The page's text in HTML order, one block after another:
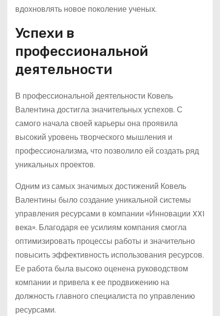
вдохновлять новое поколение ученых.
Успехи в
профессиональной
деятельности
В профессиональной деятельности Ковель
Валентина достигла значительных успехов. С
самого начала своей карьеры она проявила
высокий уровень творческого мышления и
профессионализма, что позволило ей создать ряд
уникальных проектов.
Одним из самых значимых достижений Ковель
Валентины было создание уникальной системы
управления ресурсами в компании «Инновации XXI
века». Благодаря ее усилиям компания смогла
оптимизировать процессы работы и значительно
повысить эффективность использования ресурсов.
Ее работа была высоко оценена руководством
компании и привела к ее продвижению на
должность главного специалиста по управлению
ресурсами.